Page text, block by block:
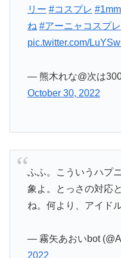
リー #コスプレ
ね #アーニャコスプレ
pic.twitter.com/
— 熊木れな@次は
October 30, 2022
ふふ。こういうハプ
象よ。とっさの対応
ね。何より、アイド
— 霧矢あおいbot
2022